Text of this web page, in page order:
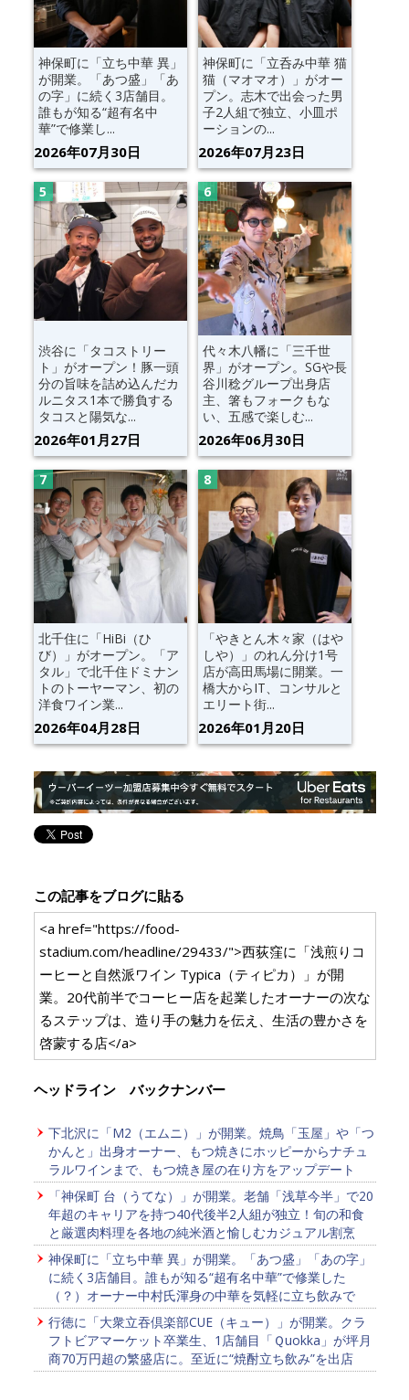
神保町に「立ち中華 異」
が開業。「あつ盛」「あ
の字」に続く3店舗目。
誰もが知る“超有名中
華”で修業し...
2026年07月30日
神保町に「立呑み中華 猫
猫（マオマオ）」がオー
プン。志木で出会った男
子2人組で独立、小皿ポ
ーションの...
2026年07月23日
渋谷に「タコストリー
ト」がオープン！豚一頭
分の旨味を詰め込んだカ
ルニタス1本で勝負する
タコスと陽気な...
2026年01月27日
代々木八幡に「三千世
界」がオープン。SGや長
谷川稔グループ出身店
主、箸もフォークもな
い、五感で楽しむ...
2026年06月30日
北千住に「HiBi（ひ
び）」がオープン。「ア
タル」で北千住ドミナン
トのトーヤーマン、初の
洋食ワイン業...
2026年04月28日
「やきとん木々家（はや
しや）」のれん分け1号
店が高田馬場に開業。一
橋大からIT、コンサルと
エリート街...
2026年01月20日
この記事をブログに貼る
<a href="https://food-
stadium.com/headline/29433/">西荻窪に「浅煎りコ
ーヒーと自然派ワイン Typica（ティピカ）」が開
業。20代前半でコーヒー店を起業したオーナーの次な
るステップは、造り手の魅力を伝え、生活の豊かさを
啓蒙する店</a>
ヘッドライン バックナンバー
下北沢に「M2（エムニ）」が開業。焼鳥「玉屋」や「つ
かんと」出身オーナー、もつ焼きにホッピーからナチュ
ラルワインまで、もつ焼き屋の在り方をアップデート
「神保町 台（うてな）」が開業。老舗「浅草今半」で20
年超のキャリアを持つ40代後半2人組が独立！旬の和食
と厳選肉料理を各地の純米酒と愉しむカジュアル割烹
神保町に「立ち中華 異」が開業。「あつ盛」「あの字」
に続く3店舗目。誰もが知る“超有名中華”で修業した
（？）オーナー中村氏渾身の中華を気軽に立ち飲みで
行徳に「大衆立吞倶楽部CUE（キュー）」が開業。クラ
フトビアマーケット卒業生、1店舗目「Ｑuokka」が坪月
商70万円超の繁盛店に。至近に“焼酎立ち飲み”を出店